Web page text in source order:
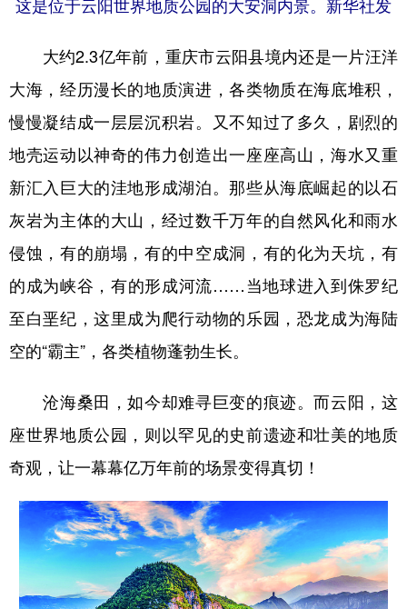
大约2.3亿年前，重庆市云阳县境内还是一片汪洋
大海，经历漫长的地质演进，各类物质在海底堆积，
慢慢凝结成一层层沉积岩。又不知过了多久，剧烈的
地壳运动以神奇的伟力创造出一座座高山，海水又重
新汇入巨大的洼地形成湖泊。那些从海底崛起的以石
灰岩为主体的大山，经过数千万年的自然风化和雨水
侵蚀，有的崩塌，有的中空成洞，有的化为天坑，有
的成为峡谷，有的形成河流……当地球进入到侏罗纪
至白垩纪，这里成为爬行动物的乐园，恐龙成为海陆
空的“霸主”，各类植物蓬勃生长。
沧海桑田，如今却难寻巨变的痕迹。而云阳，这
座世界地质公园，则以罕见的史前遗迹和壮美的地质
奇观，让一幕幕亿万年前的场景变得真切！